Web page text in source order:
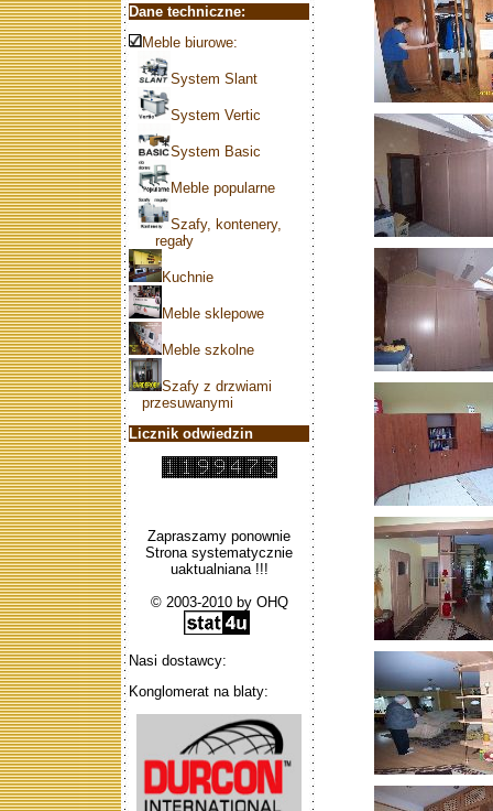
Dane techniczne:
Meble biurowe:
System Slant
System Vertic
System Basic
Meble popularne
Szafy, kontenery,
regały
Kuchnie
Meble sklepowe
Meble szkolne
Szafy z drzwiami
przesuwanymi
Licznik odwiedzin
Zapraszamy ponownie
Strona systematycznie
uaktualniana !!!
© 2003-2010 by OHQ
Nasi dostawcy:
Konglomerat na blaty: